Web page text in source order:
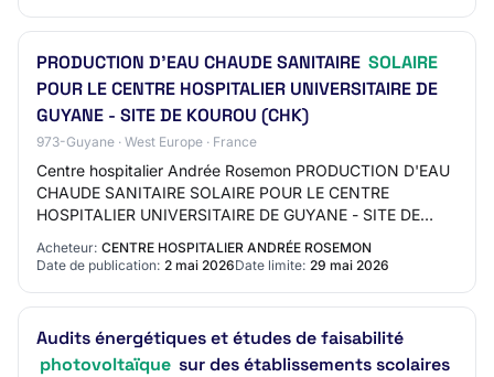
PRODUCTION D'EAU CHAUDE SANITAIRE SOLAIRE
POUR LE CENTRE HOSPITALIER UNIVERSITAIRE DE
GUYANE - SITE DE KOUROU (CHK)
973-Guyane · West Europe · France
Centre hospitalier Andrée Rosemon PRODUCTION D'EAU
CHAUDE SANITAIRE SOLAIRE POUR LE CENTRE
HOSPITALIER UNIVERSITAIRE DE GUYANE - SITE DE
KOUROU (CHK) AO-2619-3221 973 - KOUROU Travaux
de bâtiment App…
Acheteur: CENTRE HOSPITALIER ANDRÉE ROSEMON
Date de publication: 2 mai 2026Date limite: 29 mai 2026
Audits énergétiques et études de faisabilité
photovoltaïque sur des établissements scolaires